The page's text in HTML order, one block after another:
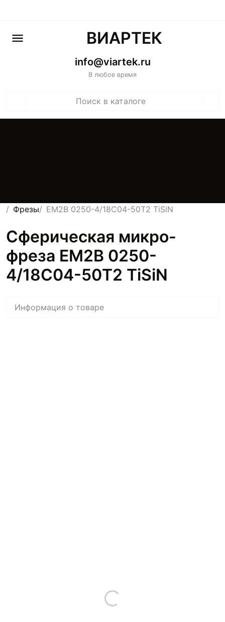
ВИАРТЕК
info@viartek.ru
В любое время
Фрезы
EM2B 0250-4/18C04-50T2 TiSiN
Сферическая микро-
фреза EM2B 0250-
4/18C04-50T2 TiSiN
Информация о товаре